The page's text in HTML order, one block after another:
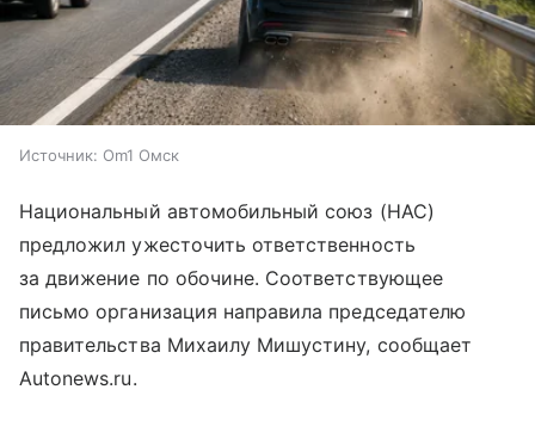
Источник: Om1 Омск
Национальный автомобильный союз (НАС)
предложил ужесточить ответственность
за движение по обочине. Соответствующее
письмо организация направила председателю
правительства Михаилу Мишустину, сообщает
Autonews.ru.